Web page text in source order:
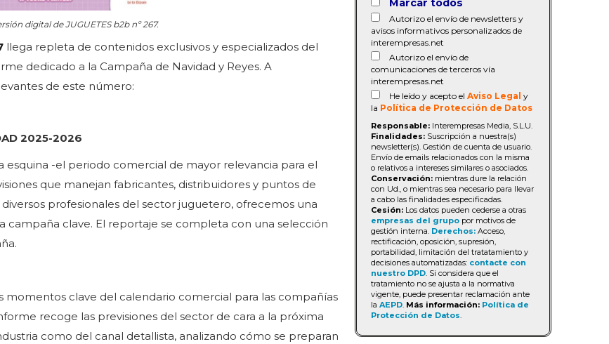
digital de JUGUETES b2b nº 267.
llega repleta de contenidos exclusivos y especializados del
dedicado a la Campaña de Navidad y Reyes. A
de este número:
2025-2026
esquina -el periodo comercial de mayor relevancia para el
que manejan fabricantes, distribuidores y puntos de
profesionales del sector juguetero, ofrecemos una
campaña clave. El reportaje se completa con una selección
momentos clave del calendario comercial para las compañías
recoge las previsiones del sector de cara a la próxima
como del canal detallista, analizando cómo se preparan
Marcar todos
Autorizo el envío de newsletters y
avisos informativos personalizados de
interempresas.net
Autorizo el envío de
comunicaciones de terceros vía
interempresas.net
He leído y acepto el Aviso Legal y
la Política de Protección de Datos
Responsable: Interempresas Media, S.L.U.
Finalidades: Suscripción a nuestra(s)
newsletter(s). Gestión de cuenta de usuario.
Envío de emails relacionados con la misma
o relativos a intereses similares o asociados.
Conservación: mientras dure la relación
con Ud., o mientras sea necesario para llevar
a cabo las finalidades especificadas.
Cesión: Los datos pueden cederse a otras
empresas del grupo por motivos de
gestión interna. Derechos: Acceso,
rectificación, oposición, supresión,
portabilidad, limitación del tratatamiento y
decisiones automatizadas: contacte con
nuestro DPD. Si considera que el
tratamiento no se ajusta a la normativa
vigente, puede presentar reclamación ante
la AEPD. Más información: Política de
Protección de Datos.